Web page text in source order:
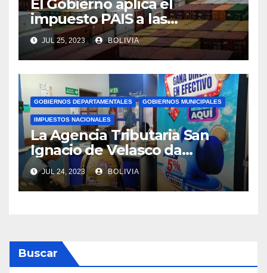
El Gobierno aplica el
impuesto PAIS a las
importaciones de algunos
bienes y servicios
JUL 25, 2023 BOLIVIA
GOBIERNOS DEPARTAMENTALES GOBIERNOS MUNICIPALES
IMPUESTOS NACIONALES
La Agencia Tributaria San
Ignacio de Velasco da
asistencia tributaria a
municipios aledaño
JUL 24, 2023 BOLIVIA
Buscar